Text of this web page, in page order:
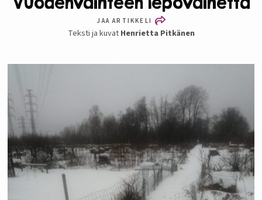
JAA ARTIKKELI
Teksti ja kuvat Henrietta Pitkänen